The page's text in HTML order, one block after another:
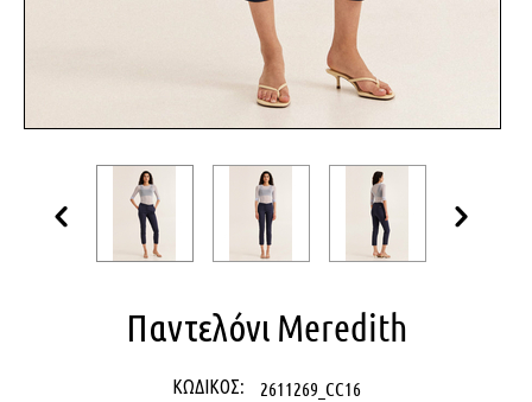
Παντελόνι Meredith
ΚΩΔΙΚΟΣ: 2611269_CC16